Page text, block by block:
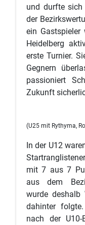
und durfte
der
ein
Heidelberg
erste Turnier.
Gegnern
passioniert
Zukunft
(U25 mit Rythyma,
In der U12
mit 7 aus 7
aus dem
wurde
dahinter
nach der U10-